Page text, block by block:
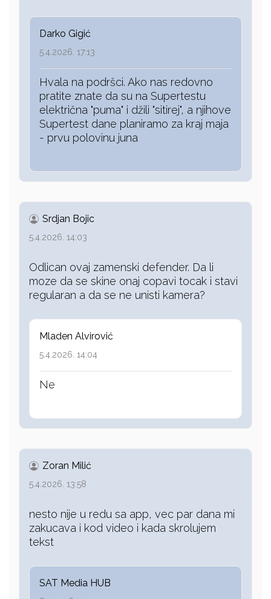
Darko Gigić
5.4.2026. 17:13
Hvala na podršci. Ako nas redovno
pratite znate da su na Supertestu
električna "puma" i džili "sitirej", a njihove
Supertest dane planiramo za kraj maja
- prvu polovinu juna
Srdjan Bojic
5.4.2026. 14:03
Odlican ovaj zamenski defender. Da li
moze da se skine onaj copavi tocak i stavi
regularan a da se ne unisti kamera?
Mladen Alvirović
5.4.2026. 14:04
Ne
Zoran Milić
5.4.2026. 13:58
nesto nije u redu sa app, vec par dana mi
zakucava i kod video i kada skrolujem
tekst
SAT Media HUB